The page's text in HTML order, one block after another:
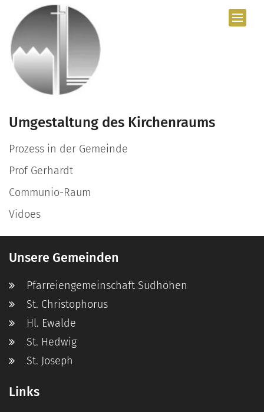
Zum Inhalt springen
Umgestaltung des Kirchenraums
Prozess in der Gemeinde
Prof Gerhardt
Communio-Raum
Vidoes
Unsere Gemeinden
Pfarreiengemeinschaft Südhöhen
St. Christophorus
Hl. Ewalde
St. Hedwig
St. Joseph
Links